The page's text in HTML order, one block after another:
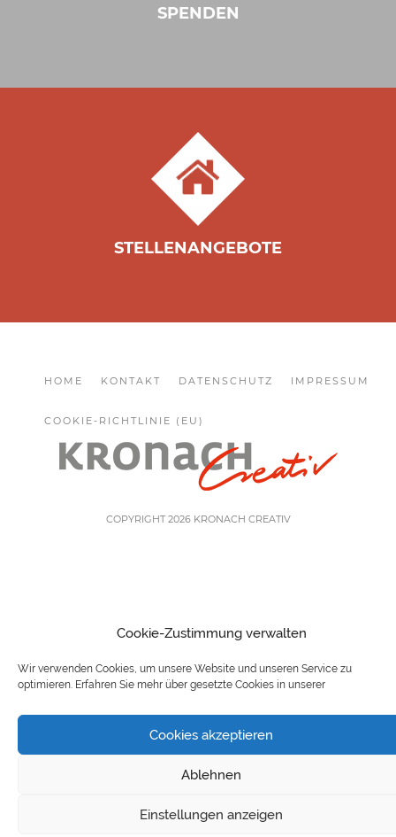
Cookie-Zustimmung verwalten
Wir verwenden Cookies, um unsere Website und unseren Service zu
optimieren. Erfahren Sie mehr über gesetzte Cookies in unserer
Cookies akzeptieren
Ablehnen
Einstellungen anzeigen
SPENDEN
STELLENANGEBOTE
HOME KONTAKT DATENSCHUTZ IMPRESSUM
COOKIE-RICHTLINIE (EU)
COPYRIGHT 2026 KRONACH CREATIV